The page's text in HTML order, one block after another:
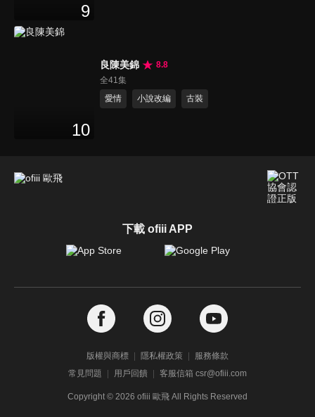
9
10
良陳美錦
8.8
全41集
愛情
小說改編 古裝
下載 ofiii APP
版權與商標 隱私權政策
服務條款
常見問題
用戶回饋 客服信箱 csr@ofiii.com
Copyright © 2026 ofiii 歐飛 All Rights Reserved